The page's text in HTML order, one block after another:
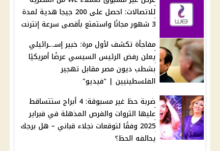
للاتصالات: احصل على 200 جيجا هدية لمدة
3 شهور مجانًا واستمتع بأقصى سرعة إنترنت
مفاجأة تكشف لأول مرة: خبير إسـ.ـرائيلي
يعلن رفض الرئيس السيسي عرضًا أمريكيًا
بشطب ديون مصر مقابل تهجير
الفلسطينيين | "فيديو"
ضربة حظ غير مسبوقة: 4 أبراج ستتساقط
عليها الثروات والفرص المذهلة في فبراير
2025 وفقًا لتوقعات نجلاء قباني – هل برجك
يحالفه الحظ؟